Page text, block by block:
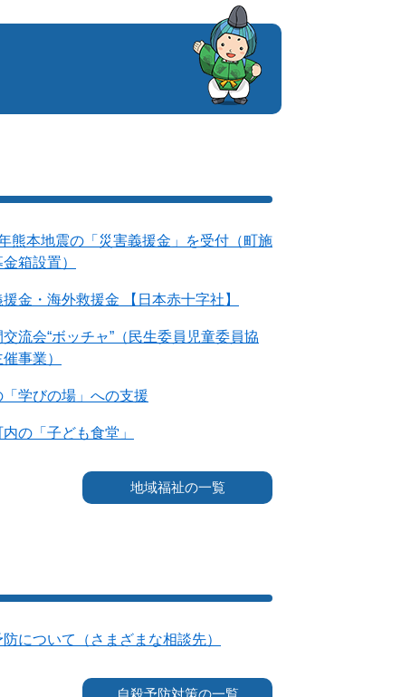
熊本地震の「災害義援金」を受付（町施
箱設置）
金・海外救援金 【日本赤十字社】
流会“ボッチャ”（民生委員児童委員協
事業）
「学びの場」への支援
の「子ども食堂」
地域福祉の一覧
防について（さまざまな相談先）
自殺予防対策の一覧